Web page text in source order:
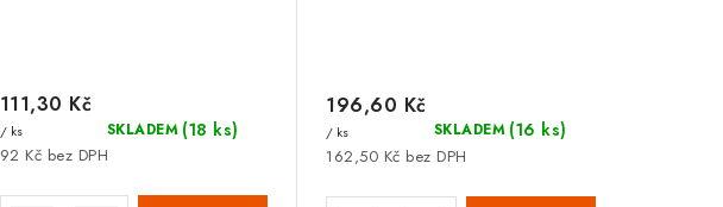
SKLADEM (18 ks)
92 Kč bez DPH
111,30 Kč
/ ks SKLADEM (16 ks)
162,50 Kč bez DPH
196,60 Kč
/ ks